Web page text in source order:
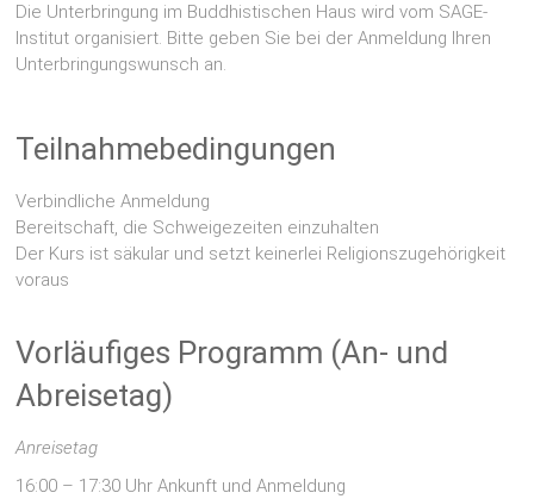
Die Unterbringung im Buddhistischen Haus wird vom SAGE-
Institut organisiert. Bitte geben Sie bei der Anmeldung Ihren
Unterbringungswunsch an.
Teilnahmebedingungen
Verbindliche Anmeldung
Bereitschaft, die Schweigezeiten einzuhalten
Der Kurs ist säkular und setzt keinerlei Religionszugehörigkeit
voraus
Vorläufiges Programm (An- und
Abreisetag)
Anreisetag
16:00 – 17:30 Uhr Ankunft und Anmeldung